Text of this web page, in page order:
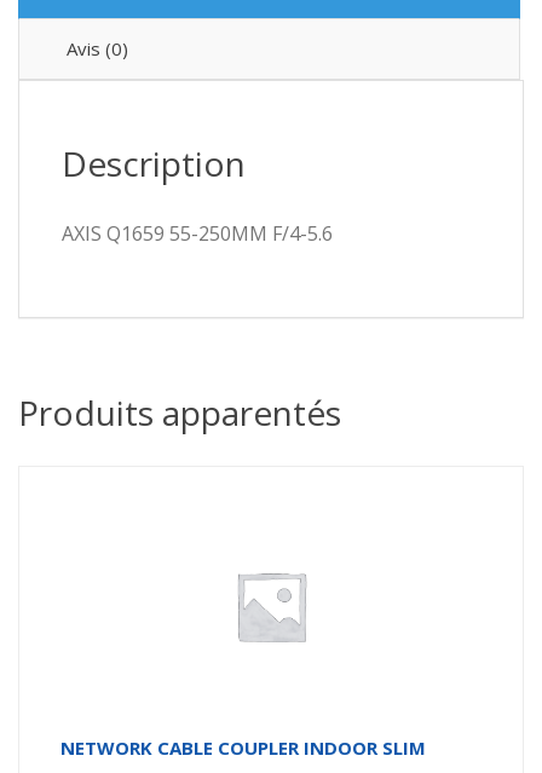
Avis (0)
Description
AXIS Q1659 55-250MM F/4-5.6
Produits apparentés
NETWORK CABLE COUPLER INDOOR SLIM